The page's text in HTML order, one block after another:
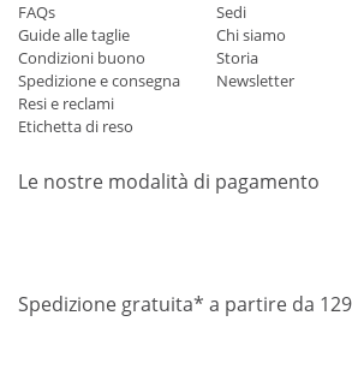
FAQs
Guide alle taglie
Condizioni buono
Spedizione e consegna
Resi e reclami
Etichetta di reso
Sedi
Chi siamo
Storia
Newsletter
Le nostre modalità di pagamento
Spedizione gratuita* a partire da